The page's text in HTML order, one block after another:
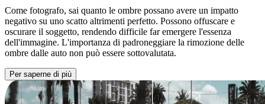
Come fotografo, sai quanto le ombre possano avere un impatto
negativo su uno scatto altrimenti perfetto. Possono offuscare e
oscurare il soggetto, rendendo difficile far emergere l'essenza
dell'immagine. L'importanza di padroneggiare la rimozione delle
ombre dalle auto non può essere sottovalutata.
Per saperne di più